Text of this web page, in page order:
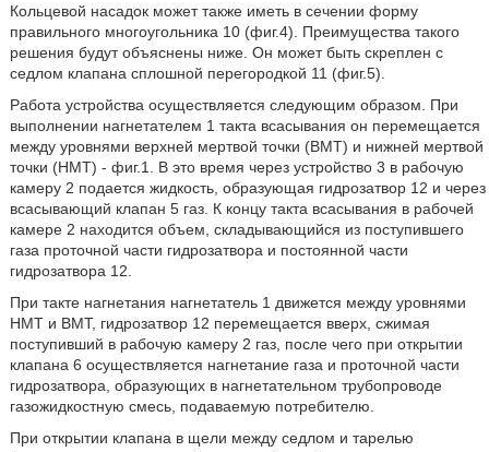
Кольцевой насадок может также иметь в сечении форму
правильного многоугольника 10 (фиг.4). Преимущества такого
решения будут объяснены ниже. Он может быть скреплен с
седлом клапана сплошной перегородкой 11 (фиг.5).
Работа устройства осуществляется следующим образом. При
выполнении нагнетателем 1 такта всасывания он перемещается
между уровнями верхней мертвой точки (ВМТ) и нижней мертвой
точки (НМТ) - фиг.1. В это время через устройство 3 в рабочую
камеру 2 подается жидкость, образующая гидрозатвор 12 и через
всасывающий клапан 5 газ. К концу такта всасывания в рабочей
камере 2 находится объем, складывающийся из поступившего
газа проточной части гидрозатвора и постоянной части
гидрозатвора 12.
При такте нагнетания нагнетатель 1 движется между уровнями
НМТ и ВМТ, гидрозатвор 12 перемещается вверх, сжимая
поступивший в рабочую камеру 2 газ, после чего при открытии
клапана 6 осуществляется нагнетание газа и проточной части
гидрозатвора, образующих в нагнетательном трубопроводе
газожидкостную смесь, подаваемую потребителю.
При открытии клапана в щели между седлом и тарелью